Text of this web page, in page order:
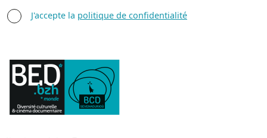
AGREE TERMS
J'accepte la politique de confidentialité